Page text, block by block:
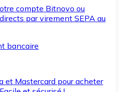
compte Bitnovo ou
par virement SEPA au
bancaire
et Mastercard pour acheter